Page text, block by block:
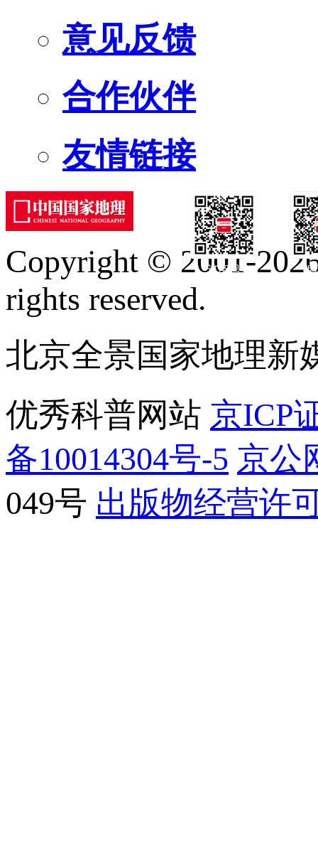
意见反馈
合作伙伴
友情链接
订阅号
Copyright © 2001-
rights reserved.
北京全景国家地理新
优秀科普网站 京ICP
备10014304号-5 京公
049号 出版物经营许